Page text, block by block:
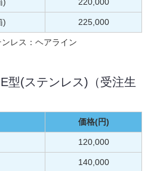
) 225,000
レス：ヘアライン
(ステンレス)（受注生
価格(円)
120,000
140,000